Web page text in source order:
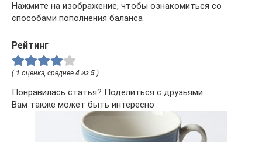
Нажмите на изображение, чтобы ознакомиться со
способами пополнения баланса
Рейтинг
( 1 оценка, среднее 4 из 5 )
Понравилась статья? Поделиться с друзьями:
Вам также может быть интересно